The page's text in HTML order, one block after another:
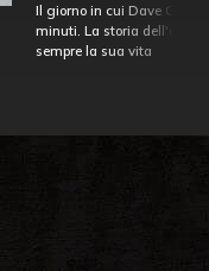
Il giorno in cui Dave
minuti. La storia
sempre la sua vita